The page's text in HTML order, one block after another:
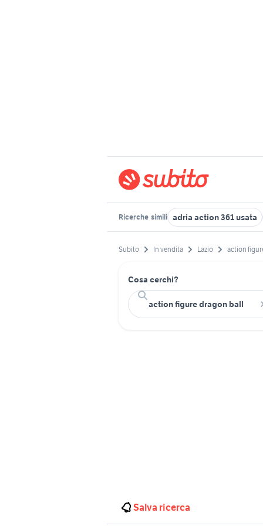
Ricerche simili adria action 361 usata
Subito In vendita Lazio action
Cosa cerchi?
Salva ricerca